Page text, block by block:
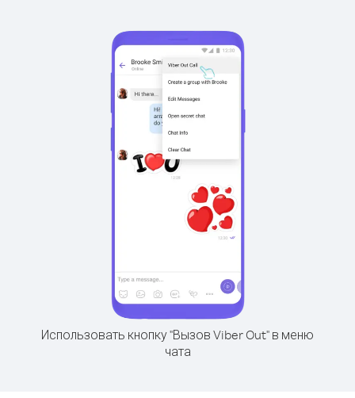
Использовать кнопку "Вызов Viber Out" в меню
чата